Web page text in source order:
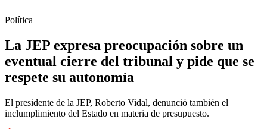
Política
La JEP expresa preocupación sobre un
eventual cierre del tribunal y pide que se
respete su autonomía
El presidente de la JEP, Roberto Vidal, denunció también el
inclumplimiento del Estado en materia de presupuesto.